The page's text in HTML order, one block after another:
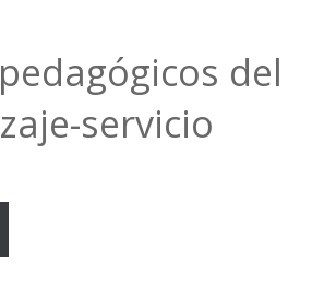
del
servicio